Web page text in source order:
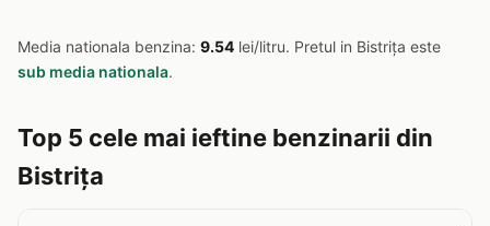
Media nationala benzina: 9.54 lei/litru. Pretul in Bistriţa este
sub media nationala.
Top 5 cele mai ieftine benzinarii din
Bistriţa